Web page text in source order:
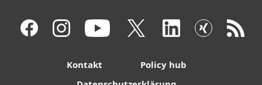
Kontakt
Policy hub